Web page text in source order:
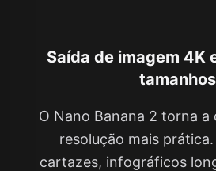
Saída de imagem 4K
tamanhos
O Nano Banana 2 torna a
resolução mais
cartazes, infográficos